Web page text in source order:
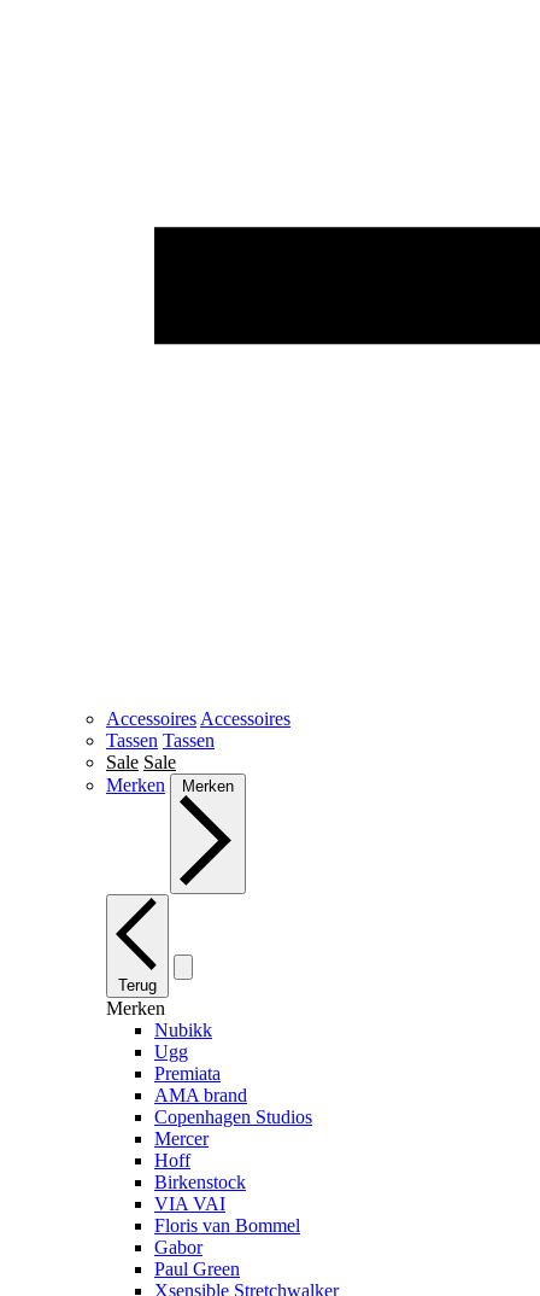
Accessoires Accessoires
Tassen Tassen
Sale Sale
Merken
Merken
Terug
Merken
Nubikk
Ugg
Premiata
AMA brand
Copenhagen Studios
Mercer
Hoff
Birkenstock
VIA VAI
Floris van Bommel
Gabor
Paul Green
Xsensible Stretchwalker